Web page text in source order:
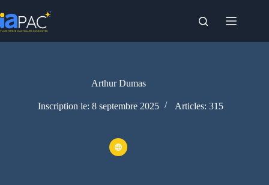
au
contenu
Arthur Dumas
Inscription le: 8 septembre 2025 Articles: 315